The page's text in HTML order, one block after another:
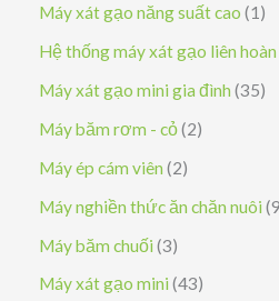
ẩ
m
ẩ
m
ẩ
ẩ
Máy xát gạo năng suất cao 1 1
s
ả
ẩ
Hệ thống máy xát gạo liên hoàn
Máy xát gạo mini gia đình 353
Máy băm rơm - cỏ 22
ả
Máy ép cám viên 22
s
Máy nghiền thức ăn chăn nuôi 9
Máy băm chuối 33
s
Máy xát gạo mini 434